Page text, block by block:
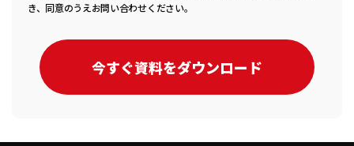
き、同意のうえお問い合わせください。